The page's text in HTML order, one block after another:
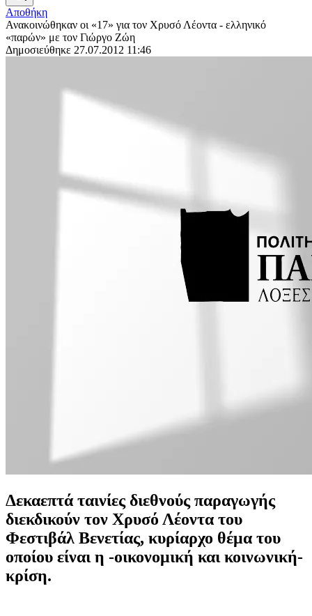
Αποθήκη
Ανακοινώθηκαν οι «17» για τον Χρυσό Λέοντα - ελληνικό
«παρών» με τον Γιώργο Ζώη
Δημοσιεύθηκε 27.07.2012 11:46
Δεκαεπτά ταινίες διεθνούς παραγωγής
διεκδικούν τον Χρυσό Λέοντα του
Φεστιβάλ Βενετίας, κυρίαρχο θέμα του
οποίου είναι η -οικονομική και κοινωνική-
κρίση.